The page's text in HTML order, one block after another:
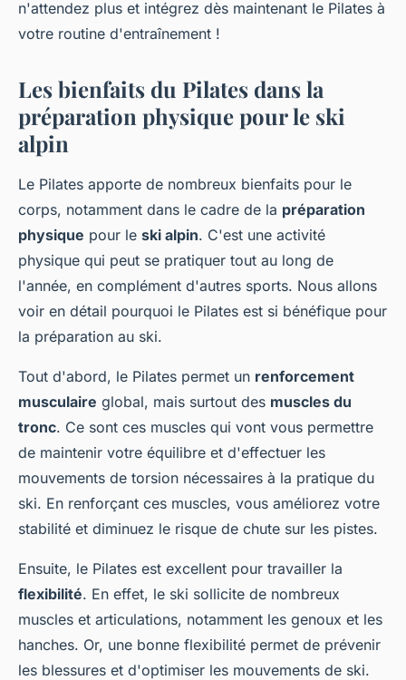
n'attendez plus et intégrez dès maintenant le Pilates à
votre routine d'entraînement !
Les bienfaits du Pilates dans la
préparation physique pour le ski
alpin
Le Pilates apporte de nombreux bienfaits pour le
corps, notamment dans le cadre de la préparation
physique pour le ski alpin. C'est une activité
physique qui peut se pratiquer tout au long de
l'année, en complément d'autres sports. Nous allons
voir en détail pourquoi le Pilates est si bénéfique pour
la préparation au ski.
Tout d'abord, le Pilates permet un renforcement
musculaire global, mais surtout des muscles du
tronc. Ce sont ces muscles qui vont vous permettre
de maintenir votre équilibre et d'effectuer les
mouvements de torsion nécessaires à la pratique du
ski. En renforçant ces muscles, vous améliorez votre
stabilité et diminuez le risque de chute sur les pistes.
Ensuite, le Pilates est excellent pour travailler la
flexibilité. En effet, le ski sollicite de nombreux
muscles et articulations, notamment les genoux et les
hanches. Or, une bonne flexibilité permet de prévenir
les blessures et d'optimiser les mouvements de ski.